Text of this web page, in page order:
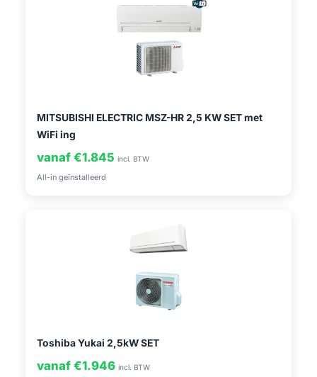
MITSUBISHI ELECTRIC MSZ-HR 2,5 KW SET met
WiFi ing
vanaf €1.845 incl. BTW
All-in geïnstalleerd
Toshiba Yukai 2,5kW SET
vanaf €1.946 incl. BTW